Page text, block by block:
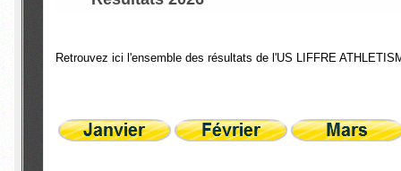
Retrouvez ici l'ensemble des résultats de l'US LIFFRE